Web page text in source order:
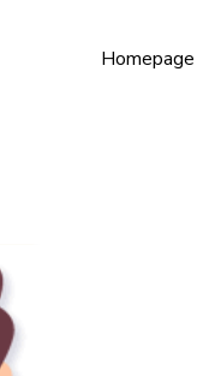
Homepage